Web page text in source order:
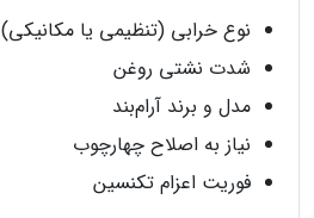
نوع خرابی (تنظیمی یا مکانیکی)
شدت نشتی روغن
مدل و برند آرام‌بند
نیاز به اصلاح چهارچوب
فوریت اعزام تکنسین